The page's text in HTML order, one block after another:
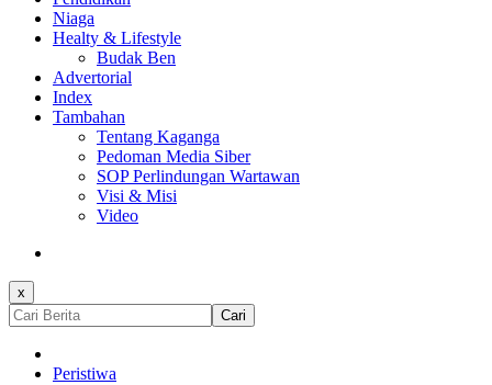
Niaga
Healty & Lifestyle
Budak Ben
Advertorial
Index
Tambahan
Tentang Kaganga
Pedoman Media Siber
SOP Perlindungan Wartawan
Visi & Misi
Video
x
Cari
Peristiwa